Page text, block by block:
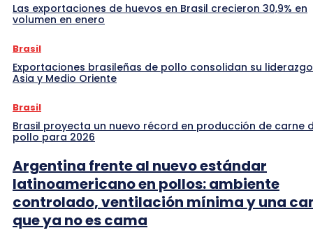
Las exportaciones de huevos en Brasil crecieron 30,9% en
volumen en enero
Brasil
Exportaciones brasileñas de pollo consolidan su
Asia y Medio Oriente
Brasil
Brasil proyecta un nuevo récord en producción de carne
pollo para 2026
Argentina frente al nuevo estándar
latinoamericano en pollos: ambiente
controlado, ventilación mínima y una
que ya no es cama